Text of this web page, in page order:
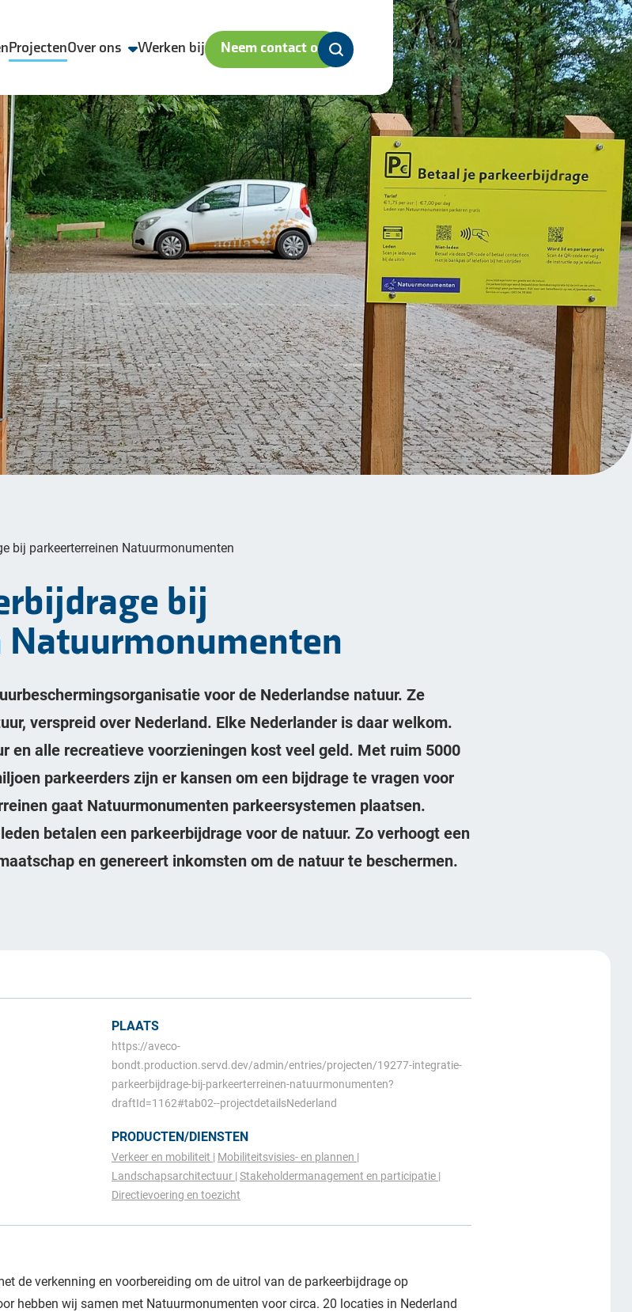
ProjectenOver ons
Wij zijn Aveco de Bondt
Veiligheid, Kwaliteit en Duurzaamheid
Geschiedenis
Nieuws & media
Contact & locaties
Werken bij Neem contact op
bij parkeerterreinen Natuurmonumenten
bij
voor de Nederlandse natuur. Ze
verspreid over Nederland. Elke Nederlander is daar welkom.
en alle recreatieve voorzieningen kost veel geld. Met ruim 5000
parkeerders zijn er kansen om een bijdrage te vragen voor
gaat Natuurmonumenten parkeersystemen plaatsen.
betalen een parkeerbijdrage voor de natuur. Zo verhoogt een
en genereert inkomsten om de natuur te beschermen.
PLAATS
https://aveco-
bondt.production.servd.dev/admin/entries/projecten/19277-integratie-
parkeerbijdrage-bij-parkeerterreinen-natuurmonumenten?
draftId=1162#tab02--projectdetailsNederland
PRODUCTEN/DIENSTEN
Verkeer en mobiliteit Mobiliteitsvisies- en plannen
Landschapsarchitectuur Stakeholdermanagement en participatie
Directievoering en toezicht
de verkenning en voorbereiding om de uitrol van de parkeerbijdrage op
hebben wij samen met Natuurmonumenten voor circa. 20 locaties in Nederland